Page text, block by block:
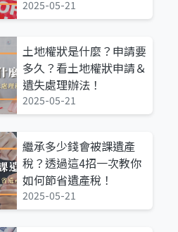
2025-05-21
土地權狀是什麼？申請要
多久？看土地權狀申請＆
遺失處理辦法！
2025-05-21
繼承多少錢會被課遺產
稅？透過這4招一次教你
如何節省遺產稅！
2025-05-21